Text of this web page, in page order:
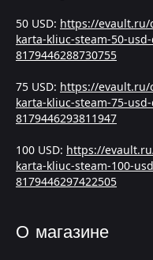
50 USD: https://evault.ru/
karta-kliuc-steam-50-
8179446288730755
75 USD: https://evault.ru/
karta-kliuc-steam-75-
8179446293811947
100 USD: https://
karta-kliuc-steam-100-
8179446297422505
О магазине